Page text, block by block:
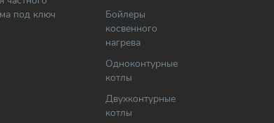
под ключ
Бойлеры
косвенного
нагрева
Одноконтурные
котлы
Двухконтурные
котлы